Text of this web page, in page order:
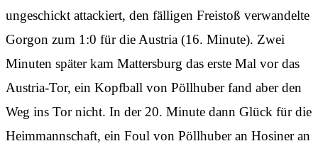
ungeschickt attackiert, den fälligen Freistoß verwandelte
Gorgon zum 1:0 für die Austria (16. Minute). Zwei
Minuten später kam Mattersburg das erste Mal vor das
Austria-Tor, ein Kopfball von Pöllhuber fand aber den
Weg ins Tor nicht. In der 20. Minute dann Glück für die
Heimmannschaft, ein Foul von Pöllhuber an Hosiner an